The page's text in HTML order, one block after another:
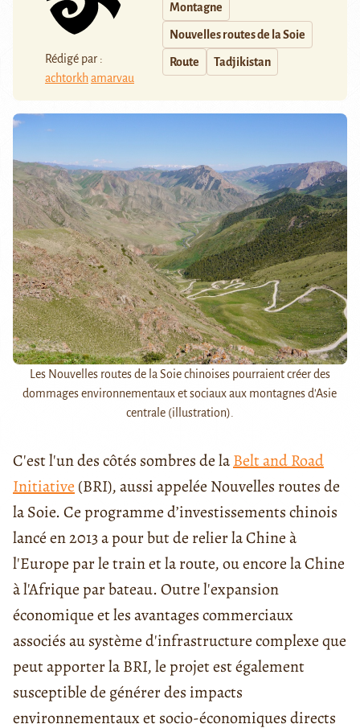
Rédigé par :
achtorkhamarvau
Montagne
Nouvelles routes de la Soie
Route Tadjikistan
Les Nouvelles routes de la Soie chinoises pourraient créer des
dommages environnementaux et sociaux aux montagnes d'Asie
centrale (illustration).
C'est l'un des côtés sombres de laBelt and Road
Initiative (BRI), aussi appelée Nouvelles routes de
la Soie. Ce programme d’investissements chinois
lancé en 2013 a pour but de relier la Chine à
l'Europe par le train et la route, ou encore la Chine
à l'Afrique par bateau. Outre l'expansion
économique et les avantages commerciaux
associés au système d'infrastructure complexe que
peut apporter la BRI, le projet est également
susceptible de générer des impacts
environnementaux et socio-économiques directs